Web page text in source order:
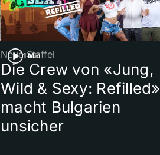
1 Min
Neue Staffel
Die Crew von «Jung,
Wild & Sexy: Refilled»
macht Bulgarien
unsicher